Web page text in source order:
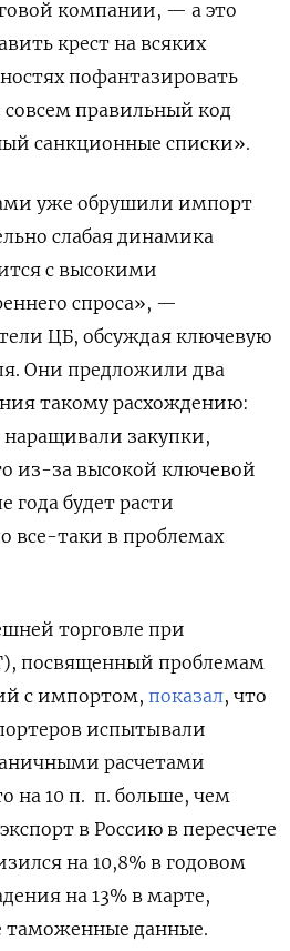
компании, — а это
крест на всяких
пофантазировать
правильный код
санкционные списки».
уже обрушили импорт
слабая динамика
с высокими
спроса», —
ЦБ, обсуждая ключевую
Они предложили два
такому расхождению:
закупки,
из-за высокой ключевой
года будет расти
все-таки в проблемах
торговле при
посвященный проблемам
с импортом, показал, что
испытывали
расчетами
на 10 п. п. больше, чем
в Россию в пересчете
на 10,8% в годовом
на 13% в марте,
таможенные данные.